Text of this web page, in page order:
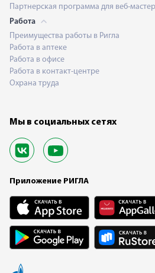
Партнерская программа для веб-
Работа
Преимущества работы в Ригла
Работа в аптеке
Работа в офисе
Работа в контакт-центре
Охрана труда
Мы в социальных сетях
Приложение РИГЛА